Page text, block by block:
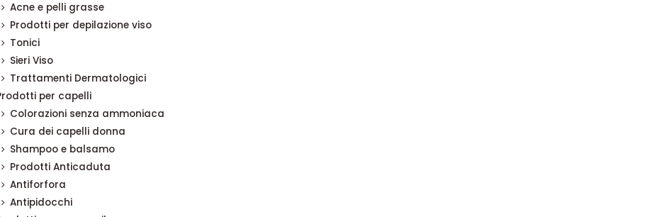
Acne e pelli grasse
Prodotti per depilazione viso
Tonici
Sieri Viso
Trattamenti Dermatologici
per capelli
Colorazioni senza ammoniaca
Cura dei capelli donna
Shampoo e balsamo
Prodotti Anticaduta
Antiforfora
Antipidocchi